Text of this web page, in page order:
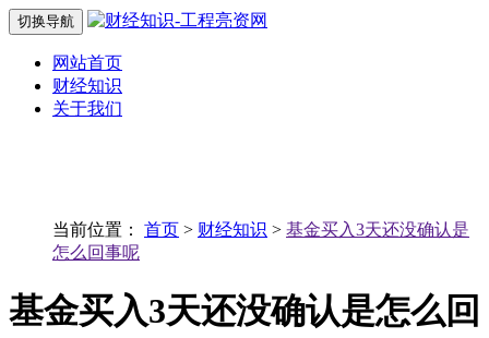
切换导航
网站首页
财经知识
关于我们
当前位置： 首页 > 财经知识 > 基金买入3天还没确认是
怎么回事呢
基金买入3天还没确认是怎么回